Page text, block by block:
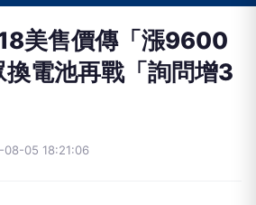
美售價傳「漲9600
電池再戰「詢問增3
08-05 18:21:06